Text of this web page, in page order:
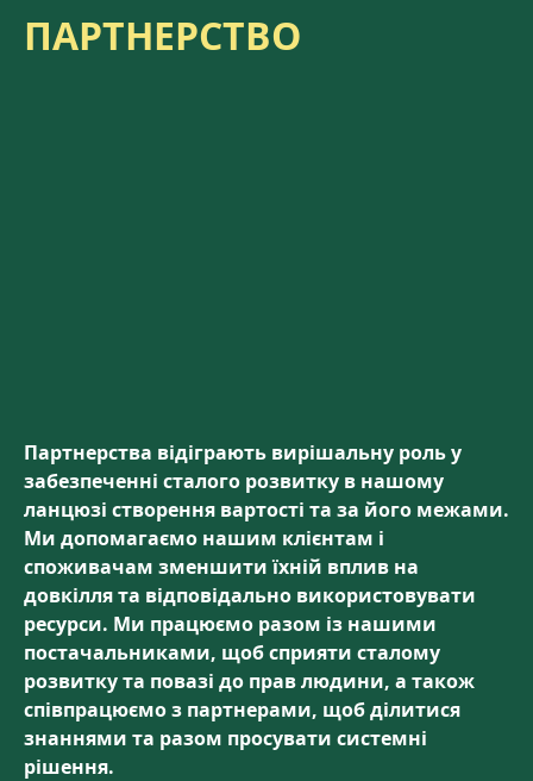
ПАРТНЕРСТВО
Партнерства відіграють вирішальну роль у
забезпеченні сталого розвитку в нашому
ланцюзі створення вартості та за його межами.
Ми допомагаємо нашим клієнтам і
споживачам зменшити їхній вплив на
довкілля та відповідально використовувати
ресурси. Ми працюємо разом із нашими
постачальниками, щоб сприяти сталому
розвитку та повазі до прав людини, а також
співпрацюємо з партнерами, щоб ділитися
знаннями та разом просувати системні
рішення.